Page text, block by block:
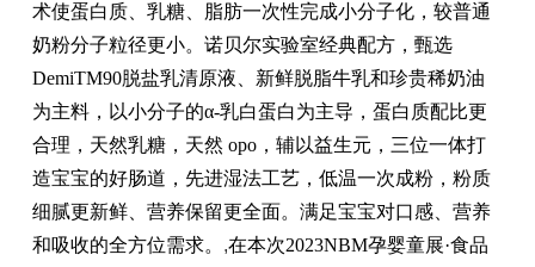
术使蛋白质、乳糖、脂肪一次性完成小分子化，较普通
奶粉分子粒径更小。诺贝尔实验室经典配方，甄选
DemiTM90脱盐乳清原液、新鲜脱脂牛乳和珍贵稀奶油
为主料，以小分子的α-乳白蛋白为主导，蛋白质配比更
合理，天然乳糖，天然 opo，辅以益生元，三位一体打
造宝宝的好肠道，先进湿法工艺，低温一次成粉，粉质
细腻更新鲜、营养保留更全面。满足宝宝对口感、营养
和吸收的全方位需求。 ,在本次2023NBM孕婴童展·食品